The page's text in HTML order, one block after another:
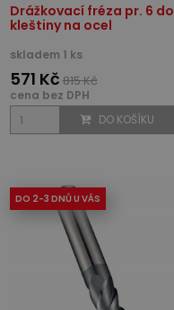
Drážkovací fréza pr. 6 do
kleštiny na ocel
skladem 1 ks
571 Kč815 Kč
cena bez DPH
DO KOŠÍKU
DO 2-3 DNŮ U VÁS